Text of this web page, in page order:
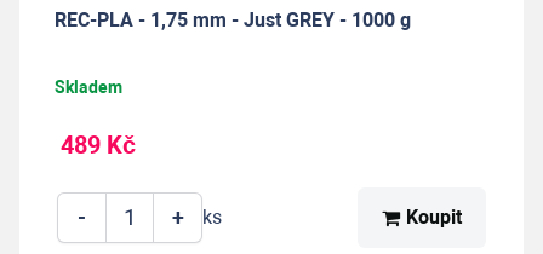
REC-PLA - 1,75 mm - Just GREY - 1000 g
Skladem
489 Kč
+
- ks Koupit